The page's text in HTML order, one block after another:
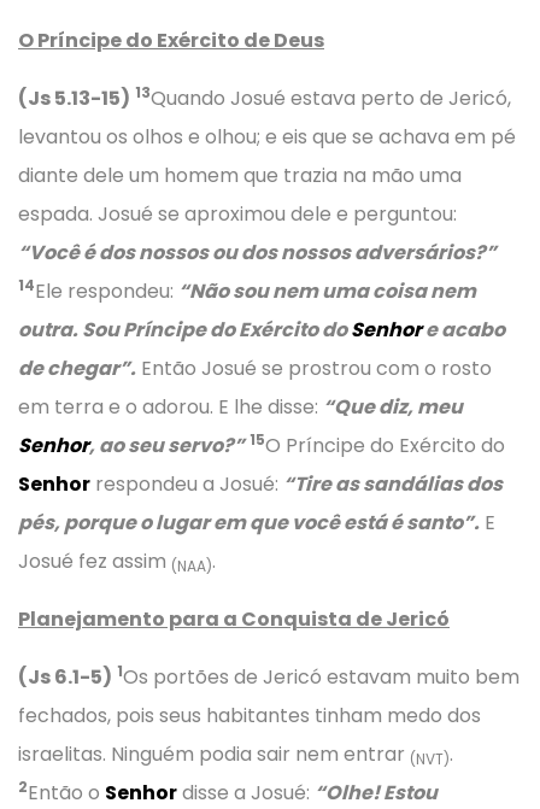
O Príncipe do Exército de Deus
(Js 5.13-15) 13Quando Josué estava perto de Jericó,
levantou os olhos e olhou; e eis que se achava em pé
diante dele um homem que trazia na mão uma
espada. Josué se aproximou dele e perguntou:
“Você é dos nossos ou dos nossos adversários?”
14Ele respondeu: “Não sou nem uma coisa nem
outra. Sou Príncipe do Exército doSenhore acabo
de chegar”. Então Josué se prostrou com o rosto
em terra e o adorou. E lhe disse: “Que diz, meu
Senhor, ao seu servo?” 15O Príncipe do Exército do
Senhor respondeu a Josué: “Tire as sandálias dos
pés, porque o lugar em que você está é santo”. E
Josué fez assim (NAA).
Planejamento para a Conquista de Jericó
(Js 6.1-5) 1Os portões de Jericó estavam muito bem
fechados, pois seus habitantes tinham medo dos
israelitas. Ninguém podia sair nem entrar (NVT).
2Então o Senhordisse a Josué: “Olhe! Estou